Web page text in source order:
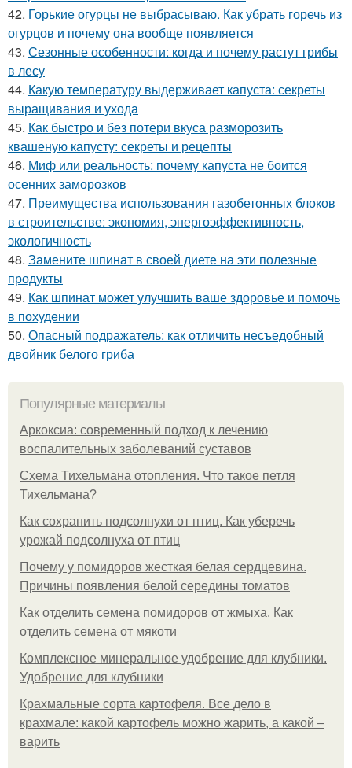
42. Горькие огурцы не выбрасываю. Как убрать горечь из
огурцов и почему она вообще появляется
43. Сезонные особенности: когда и почему растут грибы
в лесу
44. Какую температуру выдерживает капуста: секреты
выращивания и ухода
45. Как быстро и без потери вкуса разморозить
квашеную капусту: секреты и рецепты
46. Миф или реальность: почему капуста не боится
осенних заморозков
47. Преимущества использования газобетонных блоков
в строительстве: экономия, энергоэффективность,
экологичность
48. Замените шпинат в своей диете на эти полезные
продукты
49. Как шпинат может улучшить ваше здоровье и помочь
в похудении
50. Опасный подражатель: как отличить несъедобный
двойник белого гриба
Популярные материалы
Аркоксиа: современный подход к лечению
воспалительных заболеваний суставов
Схема Тихельмана отопления. Что такое петля
Тихельмана?
Как сохранить подсолнухи от птиц. Как уберечь
урожай подсолнуха от птиц
Почему у помидоров жесткая белая сердцевина.
Причины появления белой середины томатов
Как отделить семена помидоров от жмыха. Как
отделить семена от мякоти
Комплексное минеральное удобрение для клубники.
Удобрение для клубники
Крахмальные сорта картофеля. Все дело в
крахмале: какой картофель можно жарить, а какой –
варить